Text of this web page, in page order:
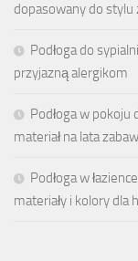
dopasowany do
Podłoga do
przyjazną alergikom
Podłoga w pokoju
materiał na lata
Podłoga w
materiały i kolory dla